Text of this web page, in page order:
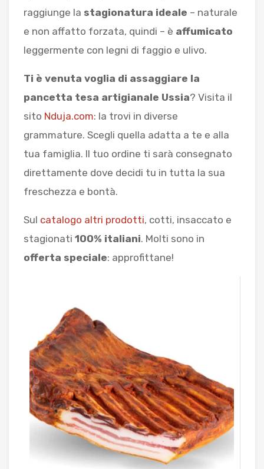
raggiunge la stagionatura ideale – naturale
e non affatto forzata, quindi – è affumicato
leggermente con legni di faggio e ulivo.
Ti è venuta voglia di assaggiare la
pancetta tesa artigianale Ussia? Visita il
sito Nduja.com: la trovi in diverse
grammature. Scegli quella adatta a te e alla
tua famiglia. Il tuo ordine ti sarà consegnato
direttamente dove decidi tu in tutta la sua
freschezza e bontà.
Sul catalogo altri prodotti, cotti, insaccato e
stagionati 100% italiani. Molti sono in
offerta speciale: approfittane!